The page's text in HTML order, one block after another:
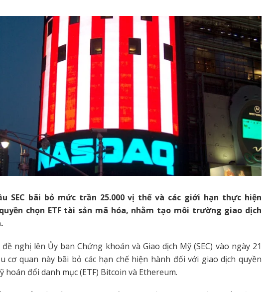
SEC bãi bỏ mức trần 25.000 vị thế và các giới hạn thực hiện
chọn ETF tài sản mã hóa, nhằm tạo môi trường giao dịch
nghị lên Ủy ban Chứng khoán và Giao dịch Mỹ (SEC) vào ngày 21
cơ quan này bãi bỏ các hạn chế hiện hành đối với giao dịch quyền
hoán đổi danh mục (ETF) Bitcoin và Ethereum.